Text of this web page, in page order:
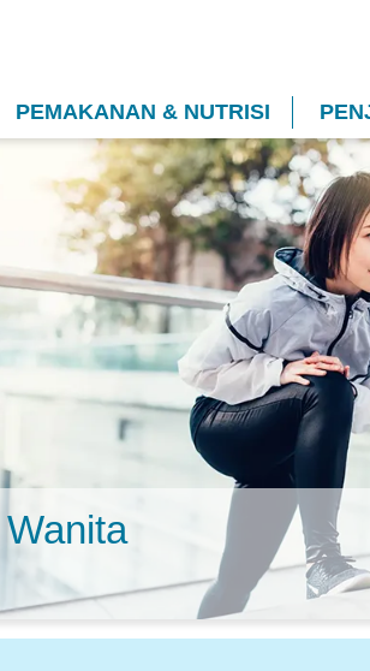
PEMAKANAN & NUTRISI